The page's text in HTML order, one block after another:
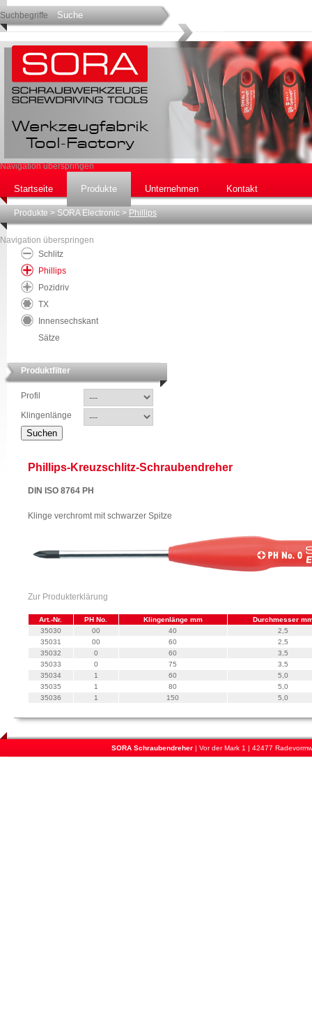
Suchbegriffe
Navigation überspringen
Startseite Produkte Unternehmen Kontakt
Produkte > SORA Electronic > Phillips
Navigation überspringen
Schlitz
Phillips
Pozidriv
TX
Innensechskant
Sätze
Produktfilter
Profil
Klingenlänge
Phillips-Kreuzschlitz-Schraubendreher
DIN ISO 8764 PH
Klinge verchromt mit schwarzer Spitze
Zur Produkterklärung
Art.-Nr. PH No. Klingenlänge mm
Durchmesser
35030
00 40
2,5
35031
00 60
2,5
35032
0 60
3,5
35033
0 75
3,5
35034
1 60
5,0
35035
1 80
5,0
35036
1 150 5,0
SORA Schraubendreher | Vor der Mark 1 | 42477